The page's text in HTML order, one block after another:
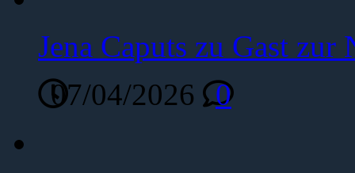
Jena Caputs zu Gast zur
07/04/2026
0